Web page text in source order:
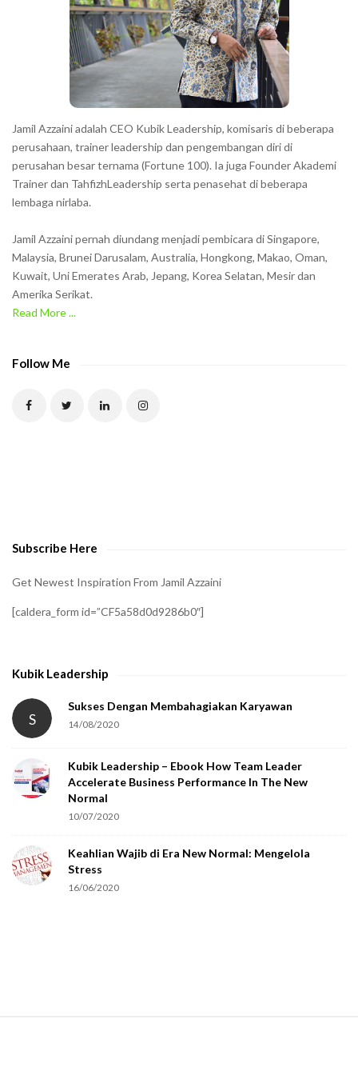
Jamil Azzaini adalah CEO Kubik Leadership, komisaris di beberapa
perusahaan, trainer leadership dan pengembangan diri di
perusahan besar ternama (Fortune 100). Ia juga Founder Akademi
Trainer dan TahfizhLeadership serta penasehat di beberapa
lembaga nirlaba.
Jamil Azzaini pernah diundang menjadi pembicara di Singapore,
Malaysia, Brunei Darusalam, Australia, Hongkong, Makao, Oman,
Kuwait, Uni Emerates Arab, Jepang, Korea Selatan, Mesir dan
Amerika Serikat.
Read More ...
Follow Me
Subscribe Here
Get Newest Inspiration From Jamil Azzaini
[caldera_form id=”CF5a58d0d9286b0″]
Kubik Leadership
S
Sukses Dengan Membahagiakan Karyawan
14/08/2020
Kubik Leadership – Ebook How Team Leader
Accelerate Business Performance In The New
Normal
10/07/2020
Keahlian Wajib di Era New Normal: Mengelola
Stress
16/06/2020